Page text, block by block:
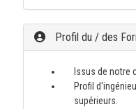
Profil du / des
Issus de notre
Profil
supérieurs.